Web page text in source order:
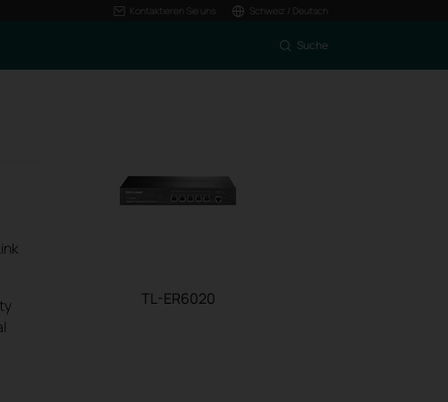
Kontaktieren Sie uns Schweiz / Deutsch
Suche
TL-ER6020